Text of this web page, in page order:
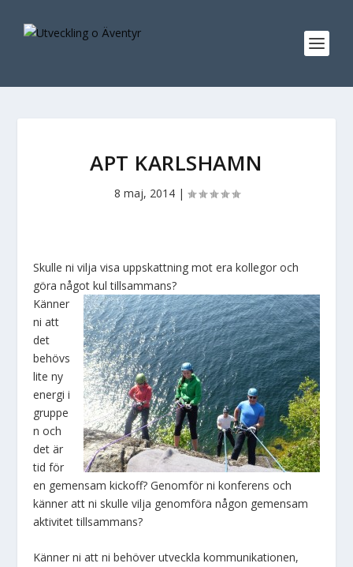
APT KARLSHAMN
8 maj, 2014|
Skulle ni vilja visa uppskattning mot era kollegor och
göra något kul tillsammans?
Känner
ni att
det
behövs
lite ny
energi i
gruppe
n och
det är
tid för
en gemensam kickoff? Genomför ni konferens och
känner att ni skulle vilja genomföra någon gemensam
aktivitet tillsammans?
Känner ni att ni behöver utveckla kommunikationen,